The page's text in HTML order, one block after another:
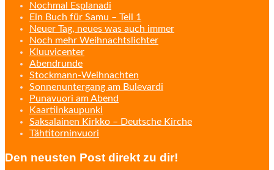
Nochmal Esplanadi
Ein Buch für Samu – Teil 1
Neuer Tag, neues was auch immer
Noch mehr Weihnachtslichter
Kluuvicenter
Abendrunde
Stockmann-Weihnachten
Sonnenuntergang am Bulevardi
Punavuori am Abend
Kaartiinkaupunki
Saksalainen Kirkko – Deutsche Kirche
Tähtitorninvuori
Den neusten Post direkt zu dir!